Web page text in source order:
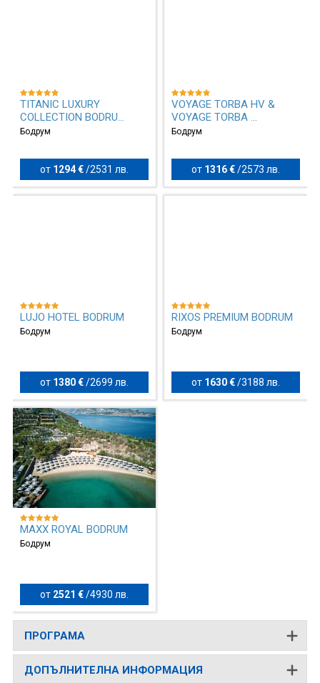
TITANIC LUXURY
COLLECTION BODRU...
Бодрум
от 1294 € /2531 лв.
VOYAGE TORBA HV &
VOYAGE TORBA ...
Бодрум
от 1316 €/2573 лв.
LUJO HOTEL BODRUM
Бодрум
от 1380 € /2699 лв.
RIXOS PREMIUM BODRUM
Бодрум
от 1630 €/3188 лв.
MAXX ROYAL BODRUM
Бодрум
от 2521 € /4930 лв.
ПРОГРАМА
ДОПЪЛНИТЕЛНА ИНФОРМАЦИЯ